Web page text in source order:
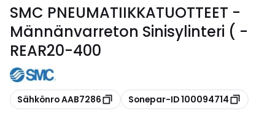
SMC PNEUMATIIKKATUOTTEET -
Männänvarreton Sinisylinteri ( -
REAR20-400
Kopioi
Sähkönro AAB7286 Kopioi
Sonepar-ID 100094714